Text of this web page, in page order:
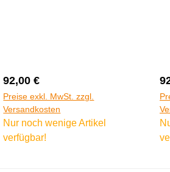
Regulärer Preis:
92,00 €
Preise exkl. MwSt. zzgl.
Versandkosten
Nur noch wenige Artikel
verfügbar!